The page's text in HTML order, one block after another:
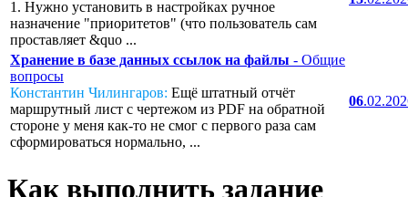
1. Нужно установить в настройках ручное
назначение "приоритетов" (что пользователь сам
проставляет &quo ...
Хранение в базе данных ссылок на файлы - Общие
вопросы
Константин Чилингаров: Ещё штатный отчёт
маршрутный лист с чертежом из PDF на обратной
стороне у меня как-то не смог с первого раза сам
сформироваться нормально, ...
06
Как выполнить задание